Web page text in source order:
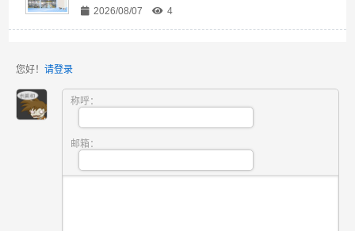
2026/08/07 4
您好！ 请登录
称呼：
邮箱：